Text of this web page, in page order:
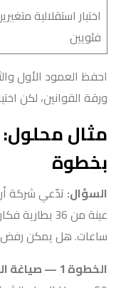
اختبار استقلالية
فئويين
احفظ العمود الأول
ورقة القوانين، لكن
مثال
بخطوة
السؤال:
ساعات. هل يمكن رفض
الخطوة 1 — صياغة الفرضيتين: